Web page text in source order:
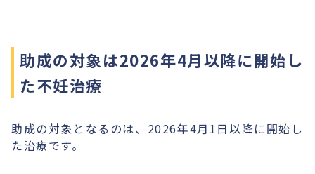
助成の対象は2026年4月以降に開始し
た不妊治療
助成の対象となるのは、2026年4月1日以降に開始し
た治療です。